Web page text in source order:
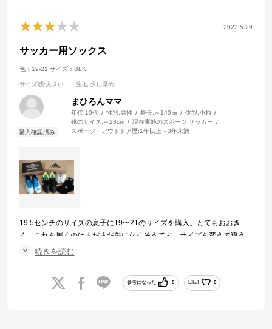
2023.5.29
サッカー用ソックス
色：19-21 サイズ：BLK
サイズ感:大きい 生地:少し厚め
まひろんママ
年代:10代 性別:男性 身長: ～140㎝ 体型:小柄
靴のサイズ: ～23cm 現在実施のスポーツ:サッカー
スポーツ・アウトドア歴:1年以上～3年未満
19.5センチのサイズの息子に19〜21のサイズを購入。とてもおおき
く、これを履くのはまだまだ先になりそうてす。サイズを変えて違う
ものを購入しました。
続きを読む
参考になった 0 Like! 0